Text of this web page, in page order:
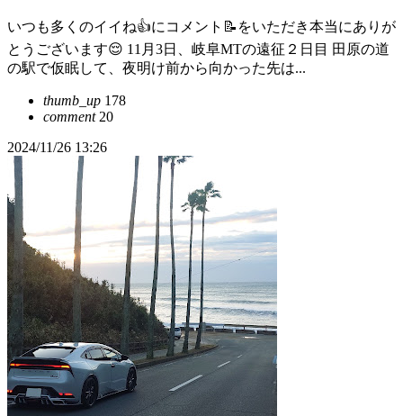
いつも多くのイイね👍にコメント📝をいただき本当にありが
とうございます😌 11月3日、岐阜MTの遠征２日目 田原の道
の駅で仮眠して、夜明け前から向かった先は...
thumb_up 178
comment20
2024/11/26 13:26